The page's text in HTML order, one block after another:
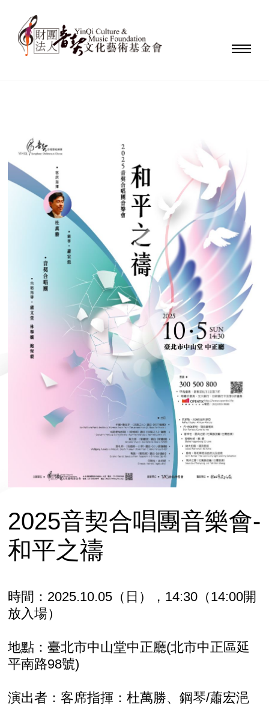
2025音契合唱團音樂會-
和平之禱
時間：2025.10.05（日），14:30（14:00開
放入場）
地點：臺北市中山堂中正廳(北市中正區延
平南路98號)
演出者：客席指揮：杜萬勝、鋼琴/蕭宏浥